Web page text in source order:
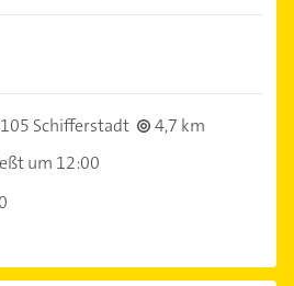
Schifferstadt
4,7 km
um 12:00